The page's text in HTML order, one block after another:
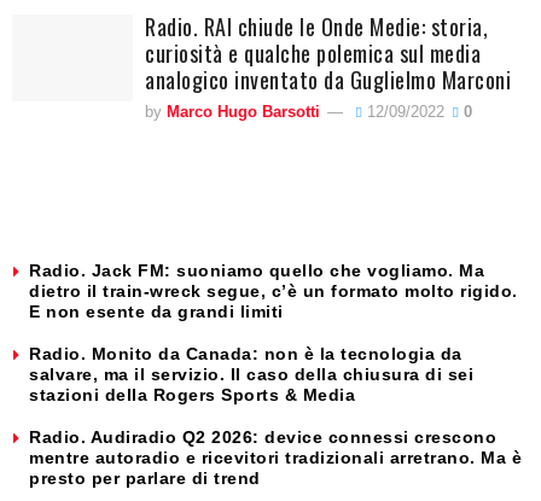
Radio. RAI chiude le Onde Medie: storia,
curiosità e qualche polemica sul media
analogico inventato da Guglielmo Marconi
by Marco Hugo Barsotti 12/09/2022 0
Radio. Jack FM: suoniamo quello che vogliamo. Ma
dietro il train-wreck segue, c’è un formato molto rigido.
E non esente da grandi limiti
Radio. Monito da Canada: non è la tecnologia da
salvare, ma il servizio. Il caso della chiusura di sei
stazioni della Rogers Sports & Media
Radio. Audiradio Q2 2026: device connessi crescono
mentre autoradio e ricevitori tradizionali arretrano. Ma è
presto per parlare di trend